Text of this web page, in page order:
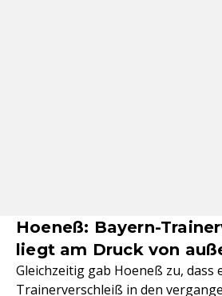
Hoeneß: Bayern-
liegt am Druck von
Gleichzeitig gab Hoeneß zu, dass
Trainerverschleiß in den